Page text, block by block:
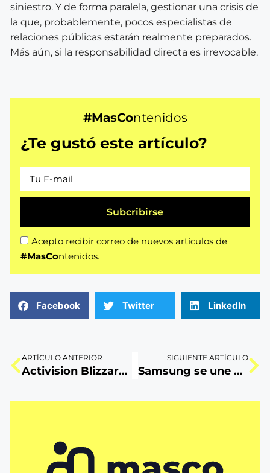
siniestro. Y de forma paralela, gestionar una crisis de
la que, probablemente, pocos especialistas de
relaciones públicas estarán realmente preparados.
Más aún, si la responsabilidad directa es irrevocable.
#MasContenidos
¿Te gustó este artículo?
Acepto recibir correo de nuevos artículos de
#MasContenidos.
Subcribirse
Facebook Twitter LinkedIn
ARTÍCULO ANTERIOR
Activision Blizzard es comprada por Microsoft: ¿podrá la compañía de juegos superar su crisis?
SIGUIENTE ARTÍCULO
Samsung se une a Ibai: Una alianza bien merecida